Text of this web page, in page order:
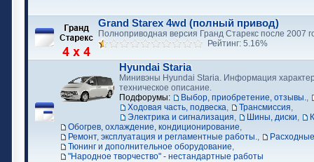
Grand Starex 4wd (полный привод)
Полноприводная версия Гранд Старекс после 2007
Рейтинг: 5.16%
Hyundai Staria
Минивэны Hyundai Staria. Информация
техническое описание.
Подфорумы:
Выбор, приобретение, отзывы.,
Ходовая часть, подвеска, Трансмиссия,
Электрика и сигнализация, Шины, диски,
Обогрев, охлаждение, кондиционирование,
Ремонт, эксплуатация и регламентные работы.,
Тюнинг и дополнительное оборудование,
"Народное творчество" - нестандартные работы